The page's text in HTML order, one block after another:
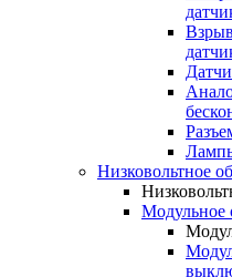
Низковольтное
Модульное